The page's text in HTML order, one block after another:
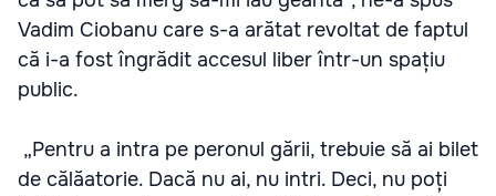
Vadim Ciobanu care s-a arătat revoltat de faptul
că i-a fost îngrădit accesul liber într-un spațiu
public.
„Pentru a intra pe peronul gării, trebuie să ai bilet
de călăatorie. Dacă nu ai, nu intri. Deci, nu poți